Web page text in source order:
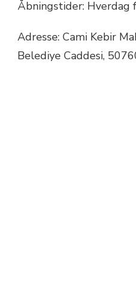
Åbningstider: Hverdag
Adresse: Cami Kebir
Belediye Caddesi,